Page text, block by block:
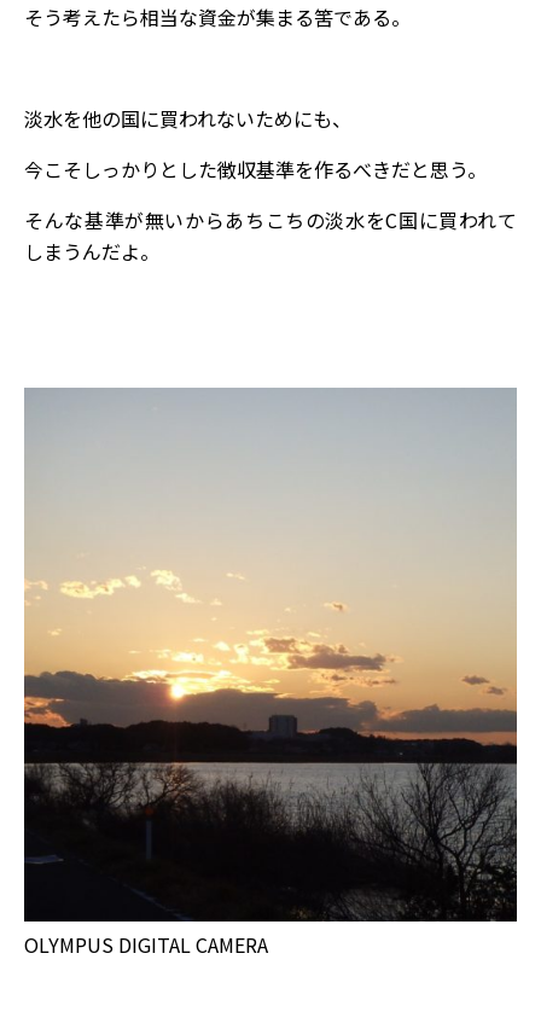
そう考えたら相当な資金が集まる筈である。
淡水を他の国に買われないためにも、
今こそしっかりとした徴収基準を作るべきだと思う。
そんな基準が無いからあちこちの淡水をC国に買われて
しまうんだよ。
OLYMPUS DIGITAL CAMERA